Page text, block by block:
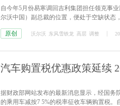
自今年5月份易寒调回吉利集团担任领克事
尔沃中国）副总裁的位置，便处于空缺状态
职务。
原创 沃尔沃 东风雪铁龙 高层 调整
汽车购置税优惠政策延续
据财政部网站发布的最新消息显示，经国务
的乘用车减按7 5%的税率征收车辆购置税。